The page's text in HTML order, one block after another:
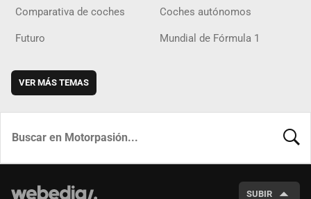
Comparativa de coches Coches autónomos
Futuro Mundial de Fórmula 1
VER MÁS TEMAS
SUBIR